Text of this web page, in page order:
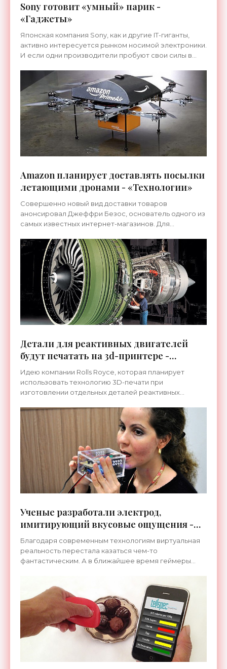
Sony готовит «умный» парик -
«Гаджеты»
Японская компания Sony, как и другие IT-гиганты,
активно интересуется рынком носимой электроники.
И если одни производители пробуют свои силы в
реальности,
Amazon планирует доставлять посылки
летающими дронами - «Технологии»
Совершенно новый вид доставки товаров
анонсировал Джеффри Безос, основатель одного из
самых известных интернет-магазинов. Для
Amazon собирается
Детали для реактивных двигателей
будут печатать на 3d-принтере -
«Технологии»
Идею компании Rolls Royce, которая планирует
использовать технологию 3D-печати при
изготовлении отдельных деталей реактивных
конкурент – американская
Ученые разработали электрод,
имитирующий вкусовые ощущения -
«Гаджеты»
Благодаря современным технологиям виртуальная
реальность перестала казаться чем-то
фантастическим. А в ближайшее время геймеры